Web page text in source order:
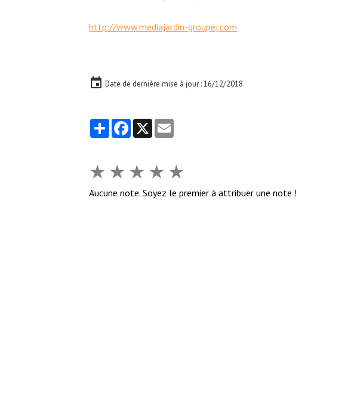
http://www.mediajardin-groupej.com
Date de dernière mise à jour : 16/12/2018
PartagerFacebook
X
★ ★ ★ ★ ★
Aucune note. Soyez le premier à attribuer une note !